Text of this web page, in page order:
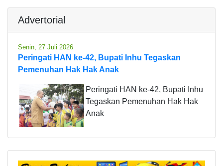
Advertorial
Senin, 27 Juli 2026
Peringati HAN ke-42, Bupati Inhu Tegaskan
Pemenuhan Hak Hak Anak
Peringati HAN ke-42, Bupati Inhu
Tegaskan Pemenuhan Hak Hak
Anak